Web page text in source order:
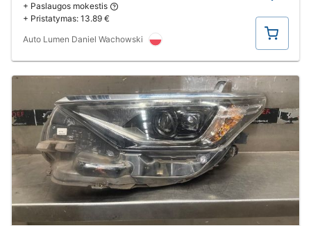
+ Paslaugos mokestis
+ Pristatymas: 13.89 €
Auto Lumen Daniel Wachowski
Pirkti